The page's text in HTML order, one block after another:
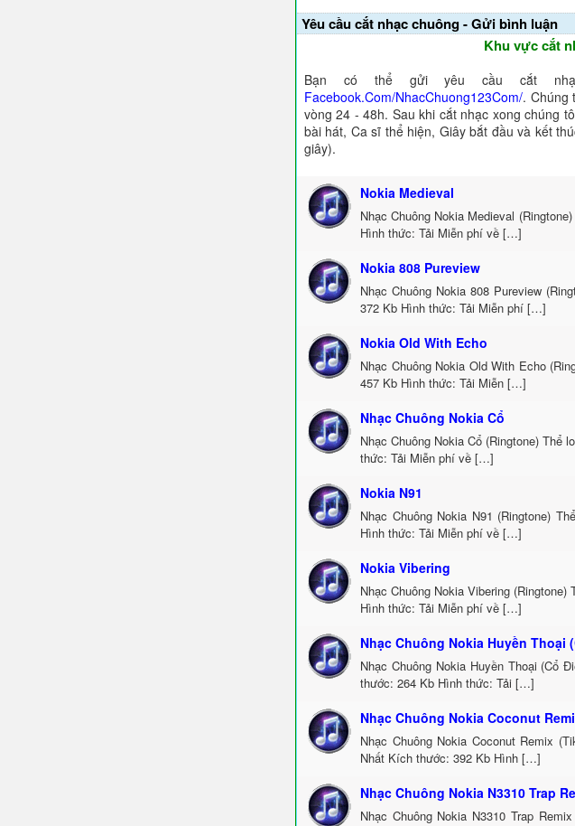
Yêu cầu cắt nhạc chuông - Gửi bình luận
Khu vực cắt
Bạn có thể gửi yêu cầu cắt
Facebook.Com/NhacChuong123Com/. Chúng
vòng 24 - 48h. Sau khi cắt nhạc xong chúng
bài hát, Ca sĩ thể hiện, Giây bắt đầu và kết
giây).
Nokia Medieval
Nhạc Chuông Nokia Medieval
Hình thức: Tải Miễn phí về […]
Nokia 808 Pureview
Nhạc Chuông Nokia 808 Pureview
372 Kb Hình thức: Tải Miễn phí […]
Nokia Old With Echo
Nhạc Chuông Nokia Old With Echo
457 Kb Hình thức: Tải Miễn […]
Nhạc Chuông Nokia Cổ
Nhạc Chuông Nokia Cổ (Ringtone) Thể
thức: Tải Miễn phí về […]
Nokia N91
Nhạc Chuông Nokia N91 (Ringtone)
Hình thức: Tải Miễn phí về […]
Nokia Vibering
Nhạc Chuông Nokia Vibering
Hình thức: Tải Miễn phí về […]
Nhạc Chuông Nokia Huyền Thoại
Nhạc Chuông Nokia Huyền Thoại (Cổ
thước: 264 Kb Hình thức: Tải […]
Nhạc Chuông Nokia Coconut
Nhạc Chuông Nokia Coconut Remix
Nhất Kích thước: 392 Kb Hình […]
Nhạc Chuông Nokia N3310 Trap
Nhạc Chuông Nokia N3310 Trap